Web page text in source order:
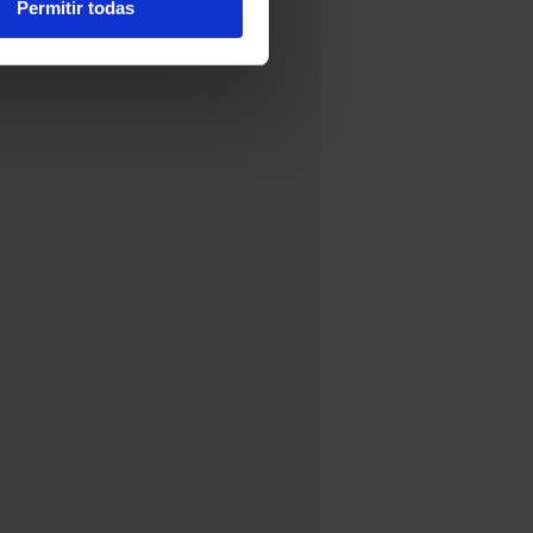
Permitir todas